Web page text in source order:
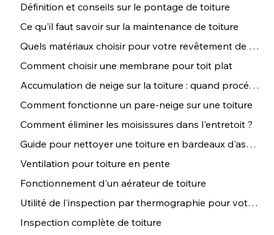
Définition et conseils sur le pontage de toiture
Ce qu'il faut savoir sur la maintenance de toiture
Quels matériaux choisir pour votre revêtement de toiture ? | Conseils de Couvreurs
Comment choisir une membrane pour toit plat
Accumulation de neige sur la toiture : quand procéder au déneigement
Comment fonctionne un pare-neige sur une toiture
Comment éliminer les moisissures dans l'entretoit ?
Guide pour nettoyer une toiture en bardeaux d'asphalte
Ventilation pour toiture en pente
Fonctionnement d'un aérateur de toiture
Utilité de l'inspection par thermographie pour votre toiture
Inspection complète de toiture